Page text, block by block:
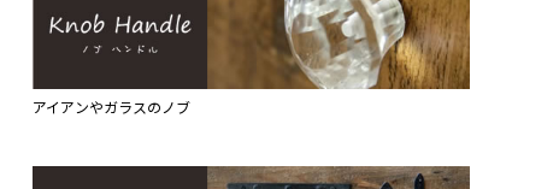
アイアンやガラスのノブ